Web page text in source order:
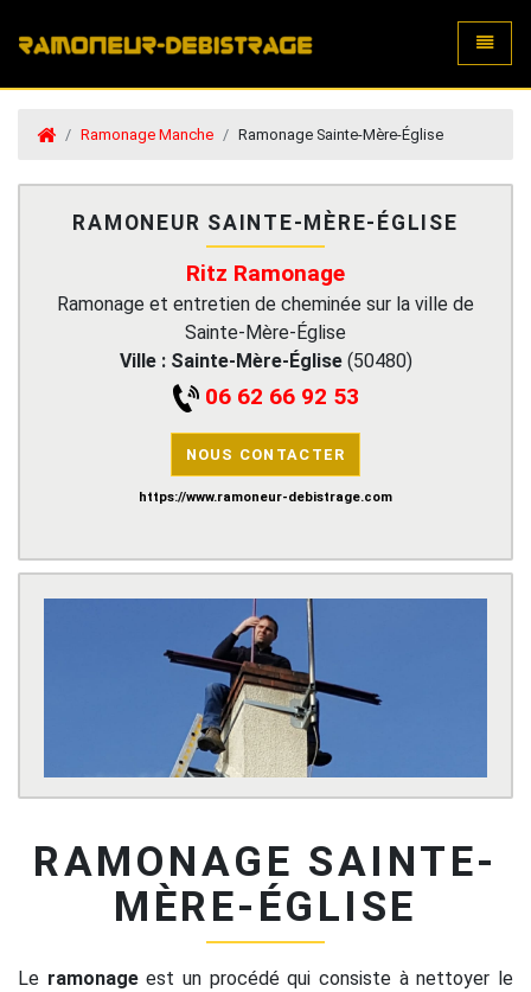
Ramonage Manche Ramonage Sainte-Mère-Église
RAMONEUR SAINTE-MÈRE-ÉGLISE
Ritz Ramonage
Ramonage et entretien de cheminée sur la ville de
Sainte-Mère-Église
Ville : Sainte-Mère-Église(50480)
06 62 66 92 53
NOUS CONTACTER
https://www.ramoneur-debistrage.com
RAMONAGE SAINTE-
MÈRE-ÉGLISE
Le ramonageest un procédé qui consiste à nettoyer le